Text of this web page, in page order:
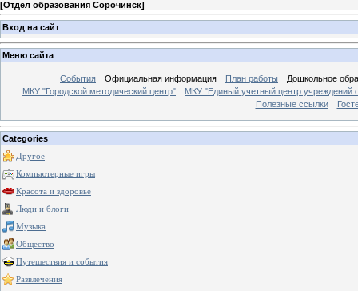
[Отдел образования Сорочинск]
Вход на сайт
Меню сайта
События Официальная информация План работы
Дошкольное
МКУ "Городской методический центр"
МКУ "Единый учетный центр учреждений
Полезные ссылки
Categories
Другое
Компьютерные игры
Красота и здоровье
Люди и блоги
Музыка
Общество
Путешествия и события
Развлечения